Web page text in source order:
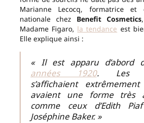
Marianne Lecocq, formatrice et
nationale chez Benefit Cosmetics
Madame Figaro, la tendance est
Elle explique ainsi :
« Il est apparu d’abord
années 1920. Les
s’affichaient
avaient une forme très
comme ceux d’Edith
Joséphine Baker. »